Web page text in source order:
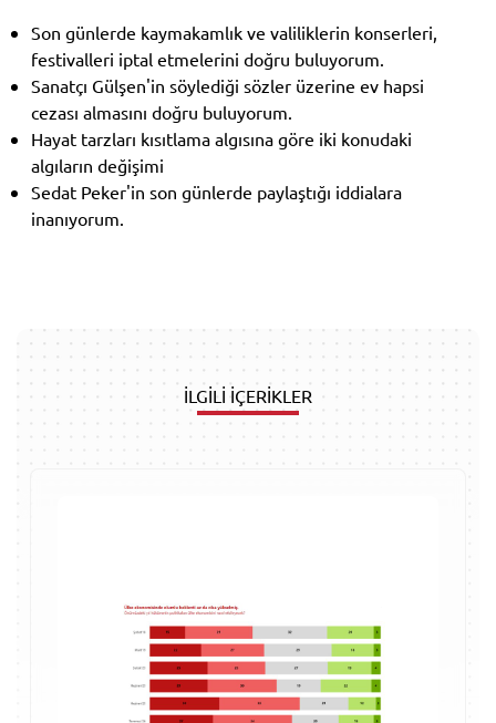
Son günlerde kaymakamlık ve valiliklerin konserleri,
festivalleri iptal etmelerini doğru buluyorum.
Sanatçı Gülşen'in söylediği sözler üzerine ev hapsi
cezası almasını doğru buluyorum.
Hayat tarzları kısıtlama algısına göre iki konudaki
algıların değişimi
Sedat Peker'in son günlerde paylaştığı iddialara
inanıyorum.
İLGİLİ İÇERİKLER